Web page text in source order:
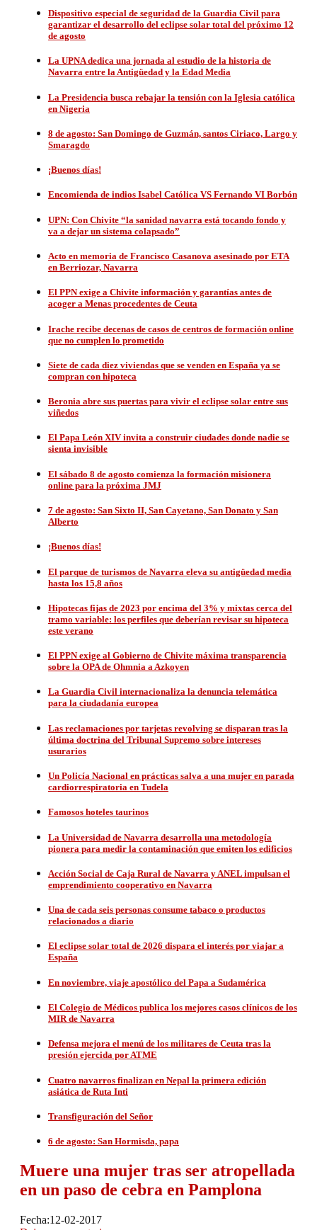
Dispositivo especial de seguridad de la Guardia Civil para
garantizar el desarrollo del eclipse solar total del próximo 12
de agosto
La UPNA dedica una jornada al estudio de la historia de
Navarra entre la Antigüedad y la Edad Media
La Presidencia busca rebajar la tensión con la Iglesia católica
en Nigeria
8 de agosto: San Domingo de Guzmán, santos Ciriaco, Largo y
Smaragdo
¡Buenos días!
Encomienda de indios Isabel Católica VS Fernando VI Borbón
UPN: Con Chivite “la sanidad navarra está tocando fondo y
va a dejar un sistema colapsado”
Acto en memoria de Francisco Casanova asesinado por ETA
en Berriozar, Navarra
El PPN exige a Chivite información y garantías antes de
acoger a Menas procedentes de Ceuta
Irache recibe decenas de casos de centros de formación online
que no cumplen lo prometido
Siete de cada diez viviendas que se venden en España ya se
compran con hipoteca
Beronia abre sus puertas para vivir el eclipse solar entre sus
viñedos
El Papa León XIV invita a construir ciudades donde nadie se
sienta invisible
El sábado 8 de agosto comienza la formación misionera
online para la próxima JMJ
7 de agosto: San Sixto II, San Cayetano, San Donato y San
Alberto
¡Buenos días!
El parque de turismos de Navarra eleva su antigüedad media
hasta los 15,8 años
Hipotecas fijas de 2023 por encima del 3% y mixtas cerca del
tramo variable: los perfiles que deberían revisar su hipoteca
este verano
El PPN exige al Gobierno de Chivite máxima transparencia
sobre la OPA de Ohmnia a Azkoyen
La Guardia Civil internacionaliza la denuncia telemática
para la ciudadanía europea
Las reclamaciones por tarjetas revolving se disparan tras la
última doctrina del Tribunal Supremo sobre intereses
usurarios
Un Policía Nacional en prácticas salva a una mujer en parada
cardiorrespiratoria en Tudela
Famosos hoteles taurinos
La Universidad de Navarra desarrolla una metodología
pionera para medir la contaminación que emiten los edificios
Acción Social de Caja Rural de Navarra y ANEL impulsan el
emprendimiento cooperativo en Navarra
Una de cada seis personas consume tabaco o productos
relacionados a diario
El eclipse solar total de 2026 dispara el interés por viajar a
España
En noviembre, viaje apostólico del Papa a Sudamérica
El Colegio de Médicos publica los mejores casos clínicos de los
MIR de Navarra
Defensa mejora el menú de los militares de Ceuta tras la
presión ejercida por ATME
Cuatro navarros finalizan en Nepal la primera edición
asiática de Ruta Inti
Transfiguración del Señor
6 de agosto: San Hormisda, papa
Muere una mujer tras ser atropellada
en un paso de cebra en Pamplona
Fecha:12-02-2017